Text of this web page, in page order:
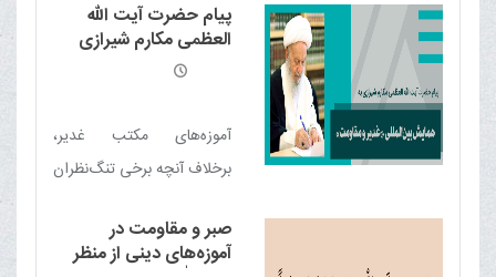
پیام حضرت آیت الله
العظمی مکارم شیرازی
دامت برکاته به همایش
آموزه‌های مکتب غدیر،
برخلاف آنچه برخی تنگ‌نظران
مهم‌ترین محورهای اجتماع،
همگرایی و وحدت امت
صبر و مقاومت در
آموزه‌های دینی از منظر